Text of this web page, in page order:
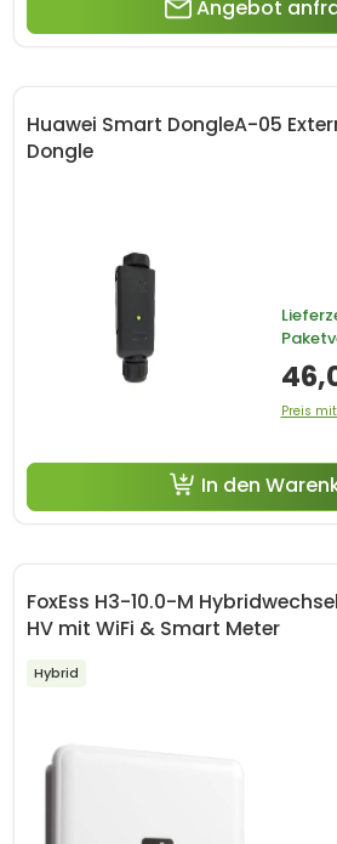
Angebot
Huawei Smart DongleA-05 Externe WLAN-FE
Dongle
Preis
In den
FoxEss H3-10.0-M
HV mit WiFi & Smart Meter
Hybrid